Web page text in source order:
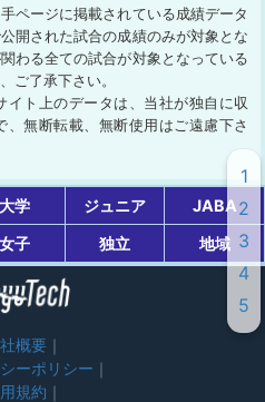
ページに掲載されている成績データ
開された試合の成績のみが対象とな
わる全ての試合が対象となっている
ご了承下さい。
イト上のデータは、当社が独自に収
無断転載、無断使用はご遠慮下さ
大学 ジュニア
JABA
女子 独立 地域
概要
ーポリシー
規約
1
2
3
4
5